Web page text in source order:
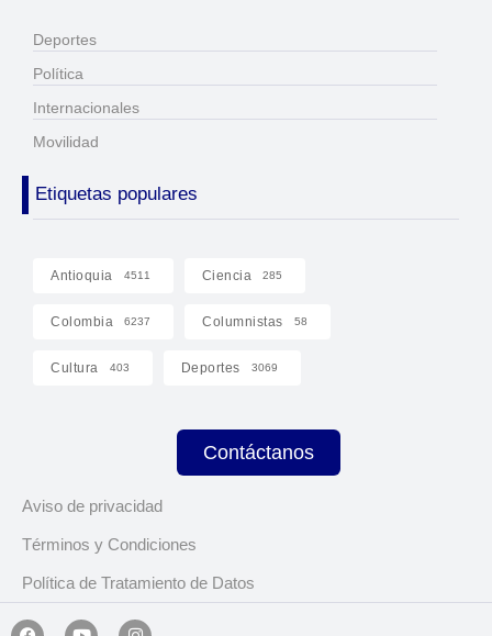
Deportes
Política
Internacionales
Movilidad
Etiquetas populares
Antioquia 4511 Ciencia 285
Colombia 6237 Columnistas 58
Cultura 403 Deportes 3069
Contáctanos
Aviso de privacidad
Términos y Condiciones
Política de Tratamiento de Datos